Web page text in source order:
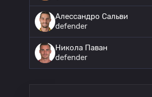
Алессандро Сальви
defender
Никола Паван
defender